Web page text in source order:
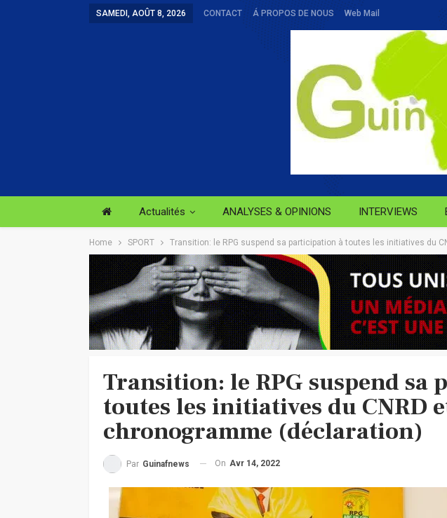
SAMEDI, AOÛT 8, 2026 CONTACT Á PROPOS DE NOUS Web Mail
Actualités ANALYSES & OPINIONS INTERVIEWS
Home SPORT Transition: le RPG suspend sa participation à toutes les initiatives du
Transition: le RPG suspend sa
toutes les initiatives du CNRD
chronogramme (déclaration)
Par Guinafnews On Avr 14, 2022